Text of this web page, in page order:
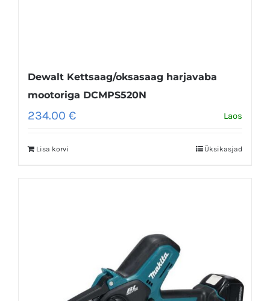
Dewalt Kettsaag/oksasaag harjavaba
mootoriga DCMPS520N
234.00 € Laos
Lisa korvi Üksikasjad